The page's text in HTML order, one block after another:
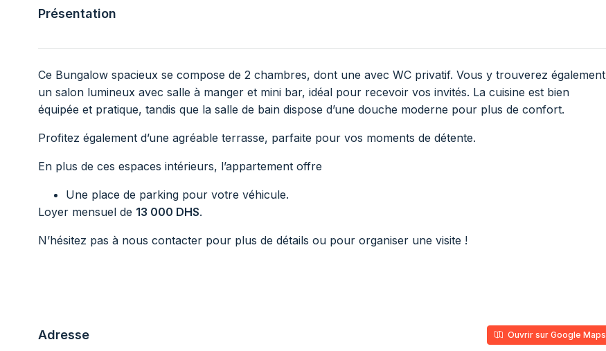
Présentation
Ce Bungalow spacieux se compose de 2 chambres, dont une avec WC privatif. Vous y trouverez également
un salon lumineux avec salle à manger et mini bar, idéal pour recevoir vos invités. La cuisine est bien
équipée et pratique, tandis que la salle de bain dispose d’une douche moderne pour plus de confort.
Profitez également d’une agréable terrasse, parfaite pour vos moments de détente.
En plus de ces espaces intérieurs, l’appartement offre
Une place de parking pour votre véhicule.
Loyer mensuel de 13 000 DHS.
N’hésitez pas à nous contacter pour plus de détails ou pour organiser une visite !
Adresse Ouvrir sur Google Maps